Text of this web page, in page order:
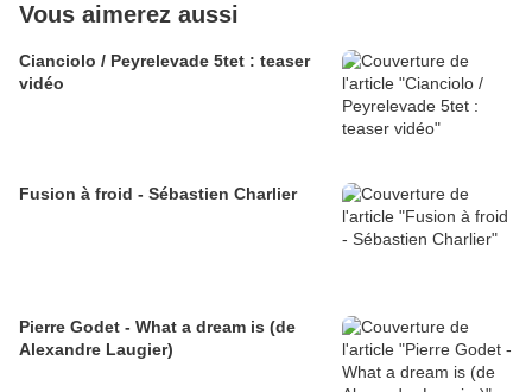
Vous aimerez aussi
Cianciolo / Peyrelevade 5tet : teaser
vidéo
Fusion à froid - Sébastien Charlier
Pierre Godet - What a dream is (de
Alexandre Laugier)